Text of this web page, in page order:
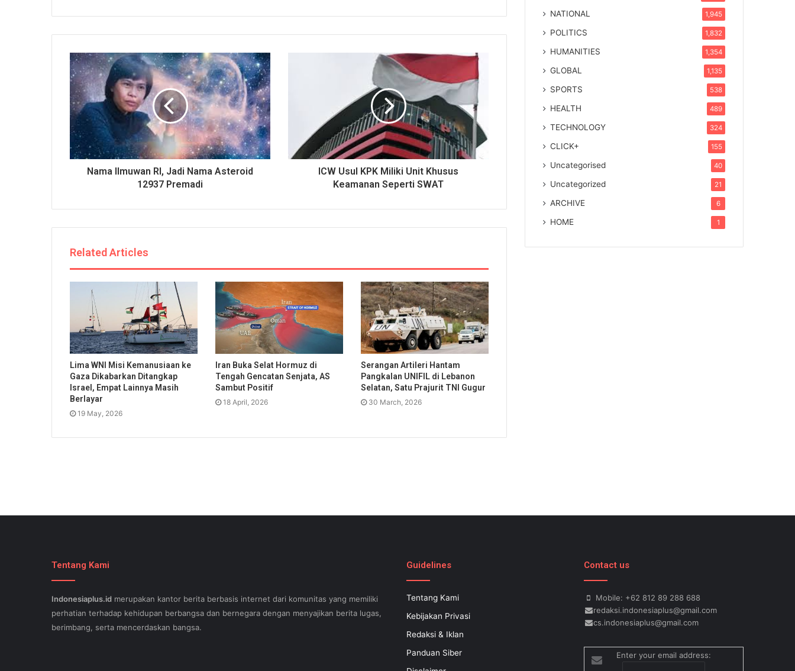
Nama Ilmuwan RI, Jadi Nama Asteroid
12937 Premadi
ICW Usul KPK Miliki Unit Khusus
Keamanan Seperti SWAT
Related Articles
Lima WNI Misi Kemanusiaan ke
Gaza Dikabarkan Ditangkap
Israel, Empat Lainnya Masih
Berlayar
19 May, 2026
Iran Buka Selat Hormuz di
Tengah Gencatan Senjata, AS
Sambut Positif
18 April, 2026
Serangan Artileri Hantam
Pangkalan UNIFIL di Lebanon
Selatan, Satu Prajurit TNI Gugur
30 March, 2026
NATIONAL 1,945
POLITICS 1,832
HUMANITIES 1,354
GLOBAL 1,135
SPORTS 538
HEALTH 489
TECHNOLOGY 324
CLICK+ 155
Uncategorised 40
Uncategorized 21
ARCHIVE 6
HOME 1
Tentang Kami
Indonesiaplus.id merupakan kantor berita berbasis internet dari komunitas yang memiliki
perhatian terhadap kehidupan berbangsa dan bernegara dengan menyajikan berita lugas,
berimbang, serta mencerdaskan bangsa.
Guidelines
Tentang Kami
Kebijakan Privasi
Redaksi & Iklan
Panduan Siber
Contact us
Mobile: +62 812 89 288 688
redaksi.indonesiaplus@gmail.com
cs.indonesiaplus@gmail.com
Enter your email address: